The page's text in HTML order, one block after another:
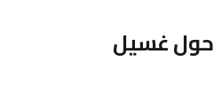
حول غسيل